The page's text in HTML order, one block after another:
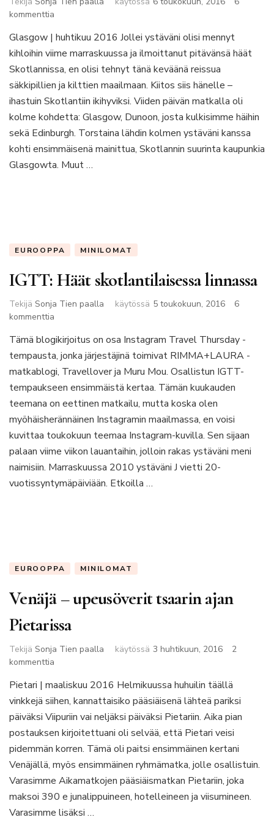
kommenttia
Glasgown
helmi
on
hautausmaakukkula
Glasgow | huhtikuu 2016 Jollei ystäväni olisi mennyt
kihloihin viime marraskuussa ja ilmoittanut pitävänsä häät
Skotlannissa, en olisi tehnyt tänä keväänä reissua
säkkipillien ja kilttien maailmaan. Kiitos siis hänelle –
ihastuin Skotlantiin ikihyviksi. Viiden päivän matkalla oli
kolme kohdetta: Glasgow, Dunoon, josta kulkisimme häihin
sekä Edinburgh. Torstaina lähdin kolmen ystäväni kanssa
kohti ensimmäisenä mainittua, Skotlannin suurinta kaupunkia
Glasgowta. Muut …
EUROOPPA MINILOMAT
IGTT: Häät skotlantilaisessa linnassa
Tekijä Sonja Tien paalla käytössä 5 toukokuun, 2016
6
kommenttia
Häät
skotlantilaisessa
linnassa
Tämä blogikirjoitus on osa Instagram Travel Thursday -
tempausta, jonka järjestäjinä toimivat RIMMA+LAURA -
matkablogi, Travellover ja Muru Mou. Osallistun IGTT-
tempaukseen ensimmäistä kertaa. Tämän kuukauden
teemana on eettinen matkailu, mutta koska olen
myöhäisherännäinen Instagramin maailmassa, en voisi
kuvittaa toukokuun teemaa Instagram-kuvilla. Sen sijaan
palaan viime viikon lauantaihin, jolloin rakas ystäväni meni
naimisiin. Marraskuussa 2010 ystäväni J vietti 20-
vuotissyntymäpäiviään. Etkoilla …
EUROOPPA MINILOMAT
Venäjä – upeusöverit tsaarin ajan
Pietarissa
Tekijä Sonja Tien paalla käytössä 3 huhtikuun, 2016
2
kommenttia
–
upeusöverit
tsaarin
ajan
Pietarissa
Pietari | maaliskuu 2016 Helmikuussa huhuilin täällä
vinkkejä siihen, kannattaisiko pääsiäisenä lähteä pariksi
päiväksi Viipuriin vai neljäksi päiväksi Pietariin. Aika pian
postauksen kirjoitettuani oli selvää, että Pietari veisi
pidemmän korren. Tämä oli paitsi ensimmäinen kertani
Venäjällä, myös ensimmäinen ryhmämatka, jolle osallistuin.
Varasimme Aikamatkojen pääsiäismatkan Pietariin, joka
maksoi 390 e junalippuineen, hotelleineen ja viisumineen.
Varasimme lisäksi …